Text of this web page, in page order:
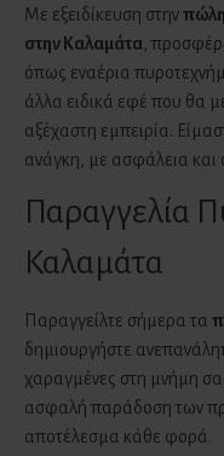
Με εξειδίκευση στην
στην Καλαμάτα ,
όπως εναέρια
άλλα ειδικά εφέ που θα
αξέχαστη εμπειρία.
ανάγκη, με ασφάλεια και
Παραγγελία
Καλαμάτα
Παραγγείλτε σήμερα τα
δημιουργήστε
χαραγμένες στη μνήμη
ασφαλή παράδοση των
αποτέλεσμα κάθε φορά.